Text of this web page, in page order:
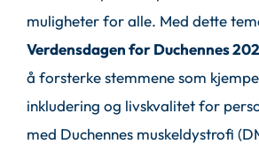
muligheter for alle. Med dette
Verdensdagen for Duchennes
å forsterke stemmene som
inkludering og livskvalitet for
med Duchennes muskeldystrofi